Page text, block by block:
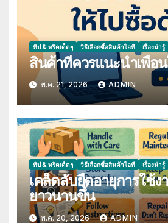
ทิป & ทริคเด็ดๆ วิธีเลือกซื้อสินค้าไอที เรื่องน่ารู้
สินค้าที่ควรแนะนำเพื่อ
พ.ค. 21, 2026 ADMIN
ทิป & ทริคเด็ดๆ วิธีเลือกซื้อสินค้าไอที เรื่องน่ารู้
เคล็ดลับยืดอายุการใช้ง
ยาวนานขึ้น
พ.ค. 20, 2026 ADMIN